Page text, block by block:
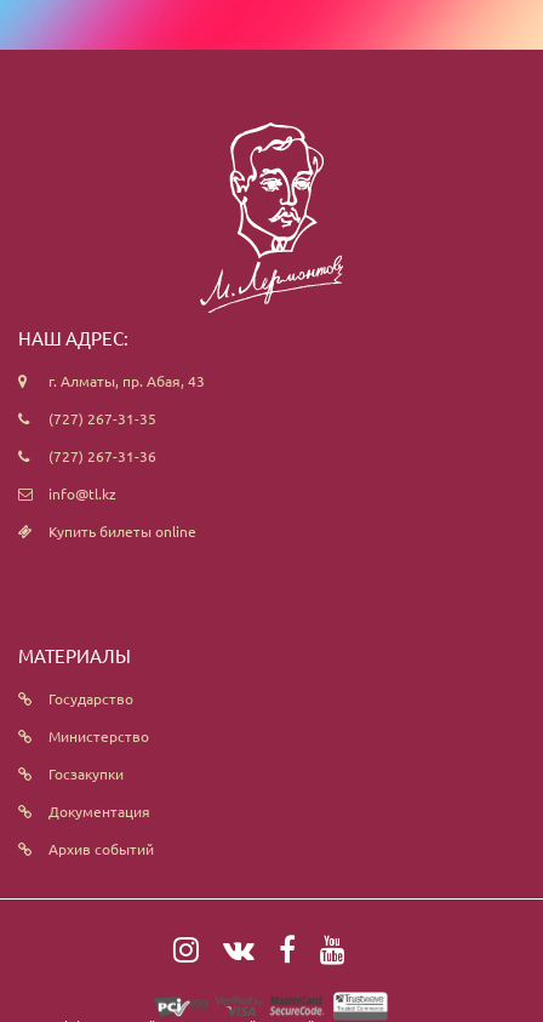
НАШ АДРЕС:
г. Алматы, пр. Абая, 43
(727) 267-31-35
(727) 267-31-36
info@tl.kz
Купить билеты online
МАТЕРИАЛЫ
Государство
Министерство
Госзакупки
Документация
Архив событий